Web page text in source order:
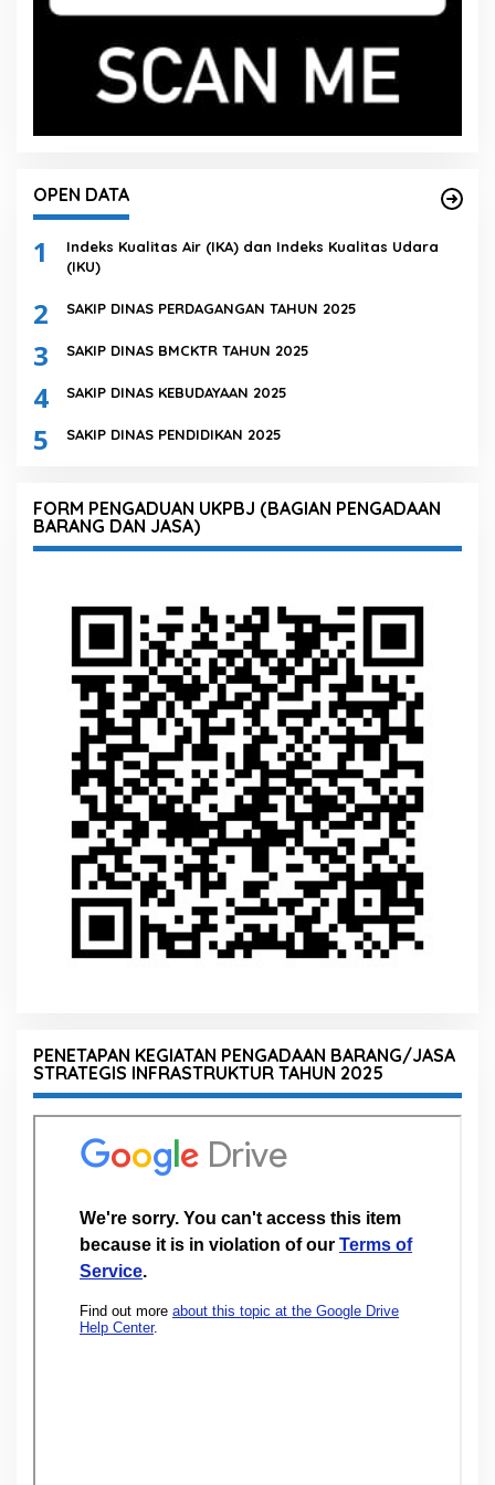
OPEN DATA
1
Indeks Kualitas Air (IKA) dan Indeks Kualitas Udara
(IKU)
2 SAKIP DINAS PERDAGANGAN TAHUN 2025
3 SAKIP DINAS BMCKTR TAHUN 2025
4 SAKIP DINAS KEBUDAYAAN 2025
5 SAKIP DINAS PENDIDIKAN 2025
FORM PENGADUAN UKPBJ (BAGIAN PENGADAAN
BARANG DAN JASA)
PENETAPAN KEGIATAN PENGADAAN BARANG/JASA
STRATEGIS INFRASTRUKTUR TAHUN 2025